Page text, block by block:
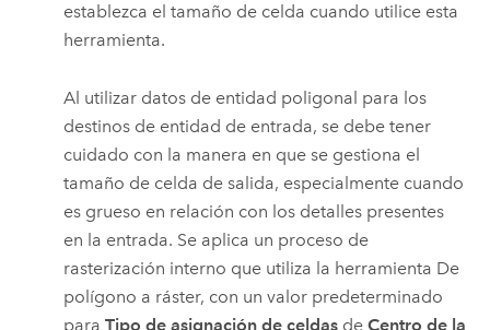
establezca el tamaño de celda cuando utilice esta
herramienta.
Al utilizar datos de entidad poligonal para los
destinos de entidad de entrada, se debe tener
cuidado con la manera en que se gestiona el
tamaño de celda de salida, especialmente cuando
es grueso en relación con los detalles presentes
en la entrada. Se aplica un proceso de
rasterización interno que utiliza la herramienta De
polígono a ráster, con un valor predeterminado
paraTipo de asignación de celdas deCentro de la